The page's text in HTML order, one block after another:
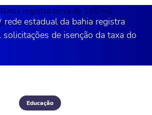
rede estadual da bahia registra
de isenção da taxa do
Educação